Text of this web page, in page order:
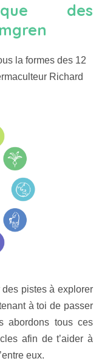
des
la formes des 12
Richard
pistes à explorer
à toi de passer
abordons tous ces
afin de t’aider à
eux.